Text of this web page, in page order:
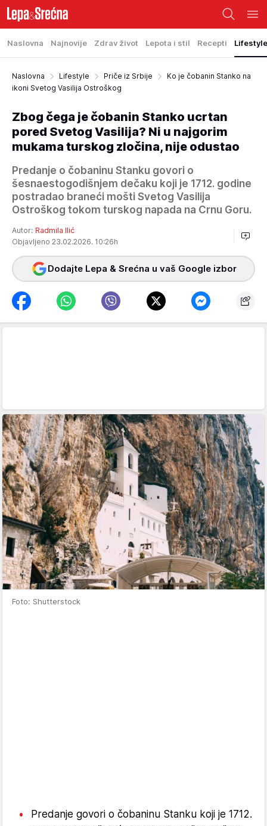
Naslovna Najnovije Zdrav život Lepota i stil Recepti Lifestyle
Naslovna Lifestyle Priče iz Srbije
Ko je čobanin Stanko na
ikoni Svetog Vasilija Ostroškog
Zbog čega je čobanin Stanko ucrtan
pored Svetog Vasilija? Ni u najgorim
mukama turskog zločina, nije odustao
Predanje o čobaninu Stanku govori o
šesnaestogodišnjem dečaku koji je 1712. godine
postradao braneći mošti Svetog Vasilija
Ostroškog tokom turskog napada na Crnu Goru.
Autor: Radmila Ilić
Objavljeno 23.02.2026. 10:26h
Dodajte Lepa & Srećna u vaš Google izbor
Foto: Shutterstock
Predanje govori o čobaninu Stanku koji je 1712.